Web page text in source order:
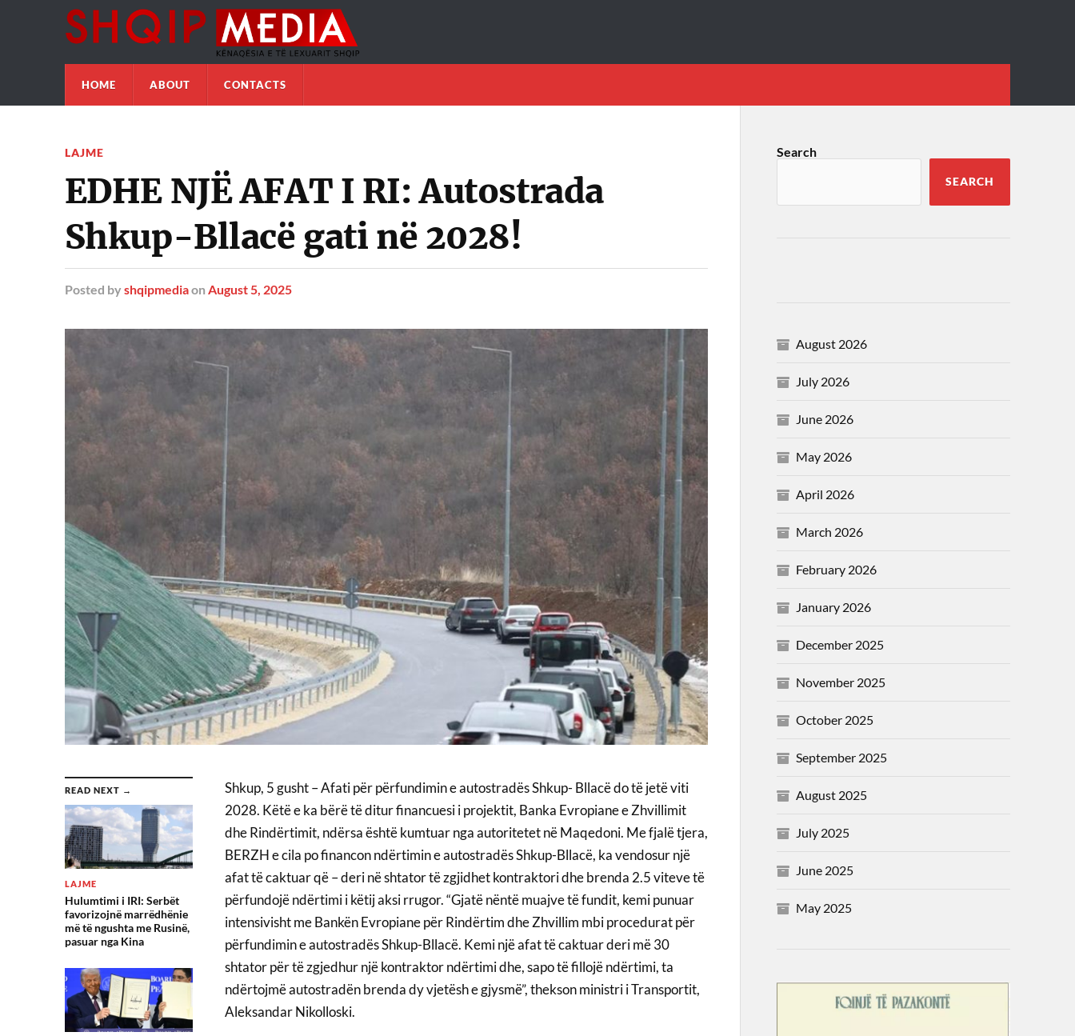
HOME ABOUT CONTACTS
LAJME
EDHE NJË AFAT I RI: Autostrada
Shkup-Bllacë gati në 2028!
Posted by shqipmediaon August 5, 2025
READ NEXT →
LAJME
Hulumtimi i IRI: Serbët
favorizojnë marrëdhënie
më të ngushta me Rusinë,
pasuar nga Kina
Shkup, 5 gusht – Afati për përfundimin e autostradës Shkup- Bllacë do të jetë viti
2028. Këtë e ka bërë të ditur financuesi i projektit, Banka Evropiane e Zhvillimit
dhe Rindërtimit, ndërsa është kumtuar nga autoritetet në Maqedoni. Me fjalë tjera,
BERZH e cila po financon ndërtimin e autostradës Shkup-Bllacë, ka vendosur një
afat të caktuar që – deri në shtator të zgjidhet kontraktori dhe brenda 2.5 viteve të
përfundojë ndërtimi i këtij aksi rrugor. “Gjatë nëntë muajve të fundit, kemi punuar
intensivisht me Bankën Evropiane për Rindërtim dhe Zhvillim mbi procedurat për
përfundimin e autostradës Shkup-Bllacë. Kemi një afat të caktuar deri më 30
shtator për të zgjedhur një kontraktor ndërtimi dhe, sapo të fillojë ndërtimi, ta
ndërtojmë autostradën brenda dy vjetësh e gjysmë”, thekson ministri i Transportit,
Aleksandar Nikolloski.
Search
SEARCH
August 2026
July 2026
June 2026
May 2026
April 2026
March 2026
February 2026
January 2026
December 2025
November 2025
October 2025
September 2025
August 2025
July 2025
June 2025
May 2025